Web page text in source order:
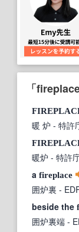
「
暖 炉 - 特許
暖炉 - 特許
a fireplace
囲炉裏 -
beside the
囲炉裏端 -